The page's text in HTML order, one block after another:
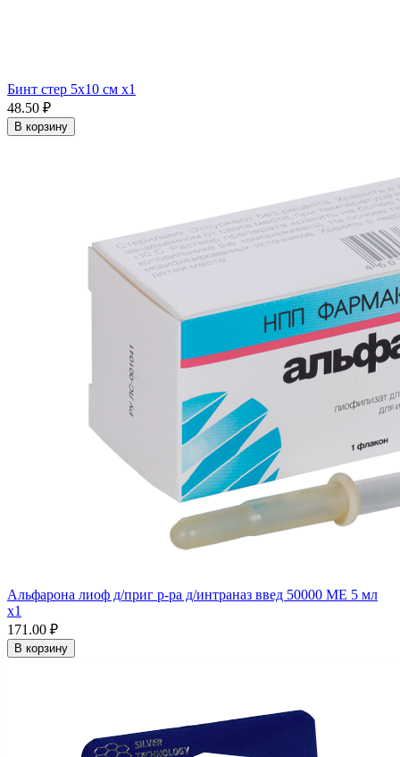
Бинт стер 5х10 см x1
48.50 ₽
В корзину
Альфарона лиоф д/приг р-ра д/интраназ введ 50000 МЕ 5 мл
x1
171.00 ₽
В корзину